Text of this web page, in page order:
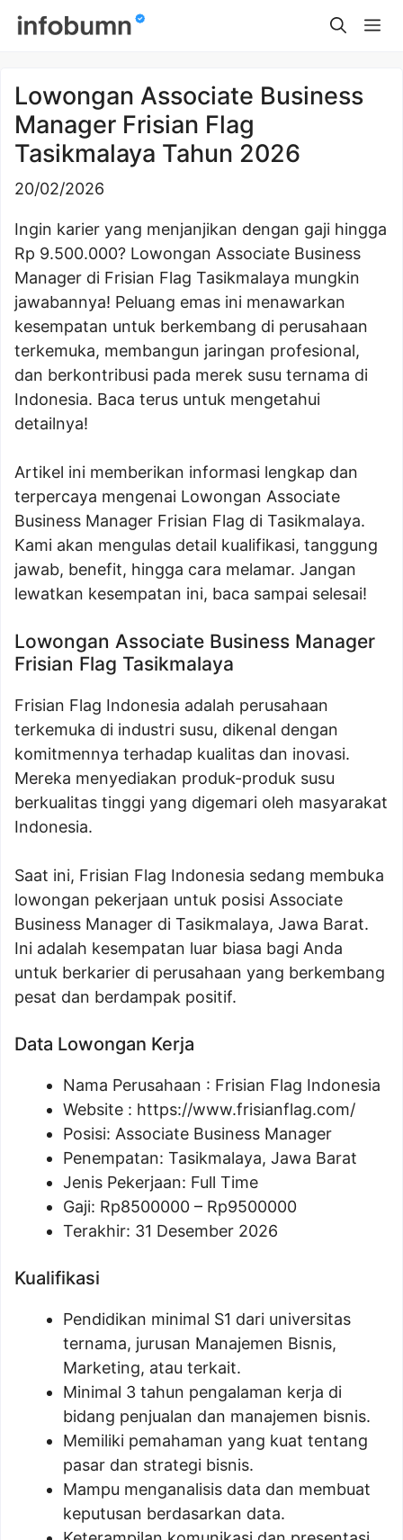
Skip
Lowongan Associate Business
Manager Frisian Flag
Tasikmalaya Tahun 2026
20/02/2026
Ingin karier yang menjanjikan dengan gaji hingga
Rp 9.500.000? Lowongan Associate Business
Manager di Frisian Flag Tasikmalaya mungkin
jawabannya! Peluang emas ini menawarkan
kesempatan untuk berkembang di perusahaan
terkemuka, membangun jaringan profesional,
dan berkontribusi pada merek susu ternama di
Indonesia. Baca terus untuk mengetahui
detailnya!
Artikel ini memberikan informasi lengkap dan
terpercaya mengenai Lowongan Associate
Business Manager Frisian Flag di Tasikmalaya.
Kami akan mengulas detail kualifikasi, tanggung
jawab, benefit, hingga cara melamar. Jangan
lewatkan kesempatan ini, baca sampai selesai!
Lowongan Associate Business Manager
Frisian Flag Tasikmalaya
Frisian Flag Indonesia adalah perusahaan
terkemuka di industri susu, dikenal dengan
komitmennya terhadap kualitas dan inovasi.
Mereka menyediakan produk-produk susu
berkualitas tinggi yang digemari oleh masyarakat
Indonesia.
Saat ini, Frisian Flag Indonesia sedang membuka
lowongan pekerjaan untuk posisi Associate
Business Manager di Tasikmalaya, Jawa Barat.
Ini adalah kesempatan luar biasa bagi Anda
untuk berkarier di perusahaan yang berkembang
pesat dan berdampak positif.
Data Lowongan Kerja
Nama Perusahaan : Frisian Flag Indonesia
Website : https://www.frisianflag.com/
Posisi: Associate Business Manager
Penempatan: Tasikmalaya, Jawa Barat
Jenis Pekerjaan: Full Time
Gaji: Rp8500000 – Rp9500000
Terakhir: 31 Desember 2026
Kualifikasi
Pendidikan minimal S1 dari universitas
ternama, jurusan Manajemen Bisnis,
Marketing, atau terkait.
Minimal 3 tahun pengalaman kerja di
bidang penjualan dan manajemen bisnis.
Memiliki pemahaman yang kuat tentang
pasar dan strategi bisnis.
Mampu menganalisis data dan membuat
keputusan berdasarkan data.